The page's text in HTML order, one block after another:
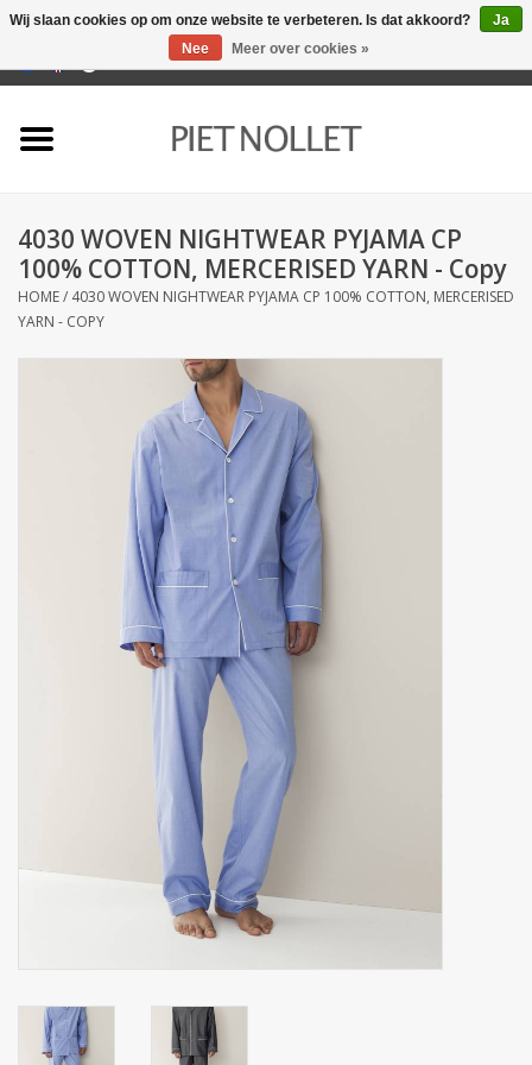
Badlinnen
Bedlinnen
Huis en nacht kledij ( HEREN
Kledij
GESCHENK ARTIKELEN
4030 WOVEN NIGHTWEAR PYJAMA CP
100% COTTON, MERCERISED YARN - Copy
HOME/ 4030 WOVEN NIGHTWEAR PYJAMA CP 100% COTTON, MERCERISED
YARN - COPY
Wij slaan cookies op om onze website te verbeteren. Is dat akkoord?
Ja
Nee
Meer over cookies »